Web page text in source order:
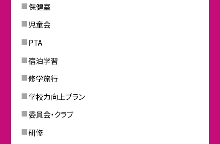
保健室
児童会
PTA
宿泊学習
修学旅行
学校力向上プラン
委員会・クラブ
研修